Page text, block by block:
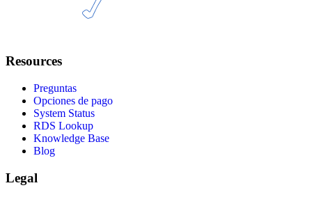
Resources
Preguntas
Opciones de pago
System Status
RDS Lookup
Knowledge Base
Blog
Legal